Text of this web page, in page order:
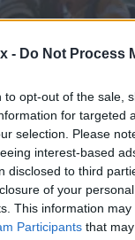
- Do Not Process
to opt-out of the sale,
for targeted
selection. Please
interest-based
disclosed to third
of your
This information
Participants that